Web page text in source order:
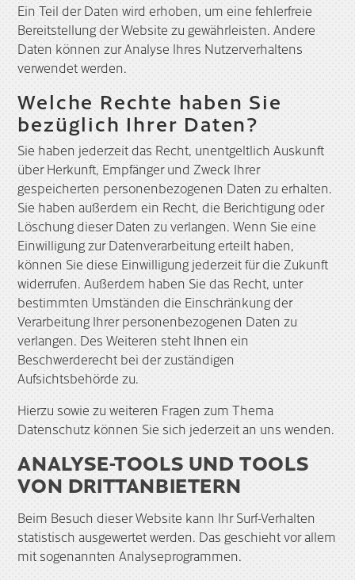
Ein Teil der Daten wird erhoben, um eine fehlerfreie
Bereitstellung der Website zu gewährleisten. Andere
Daten können zur Analyse Ihres Nutzerverhaltens
verwendet werden.
Welche Rechte haben Sie
bezüglich Ihrer Daten?
Sie haben jederzeit das Recht, unentgeltlich Auskunft
über Herkunft, Empfänger und Zweck Ihrer
gespeicherten personenbezogenen Daten zu erhalten.
Sie haben außerdem ein Recht, die Berichtigung oder
Löschung dieser Daten zu verlangen. Wenn Sie eine
Einwilligung zur Datenverarbeitung erteilt haben,
können Sie diese Einwilligung jederzeit für die Zukunft
widerrufen. Außerdem haben Sie das Recht, unter
bestimmten Umständen die Einschränkung der
Verarbeitung Ihrer personenbezogenen Daten zu
verlangen. Des Weiteren steht Ihnen ein
Beschwerderecht bei der zuständigen
Aufsichtsbehörde zu.
Hierzu sowie zu weiteren Fragen zum Thema
Datenschutz können Sie sich jederzeit an uns wenden.
ANALYSE-TOOLS UND TOOLS
VON DRITT­ANBIETERN
Beim Besuch dieser Website kann Ihr Surf-Verhalten
statistisch ausgewertet werden. Das geschieht vor allem
mit sogenannten Analyseprogrammen.